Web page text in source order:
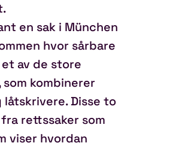
en sak i München
hvor sårbare
av de store
kombinerer
Disse to
rettssaker som
viser hvordan